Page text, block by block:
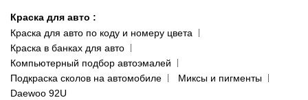
093 611-39-23
(ориентир: Интайм №40)
Одесса
пр-т Акад. Глушко, 29
Доставка и оплата
Сотрудничество
Наши публикации
Публичная оферта
Политика конфиденциальности
Краска для авто :
Краска для авто по коду и номеру цвета
Краска в банках для авто
Компьютерный подбор автоэмалей
Подкраска сколов на автомобиле
Миксы и пигменты
Daewoo 92U